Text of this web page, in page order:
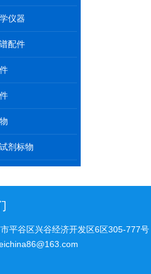
仪器
配件
剂标物
平谷区兴谷经济开发区6区305-777号